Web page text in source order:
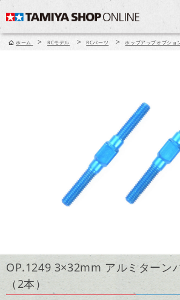
ホーム > RCモデル > RCパーツ > ホップアップオプショ
OP.1249 3×32mm アルミターン
（2本）